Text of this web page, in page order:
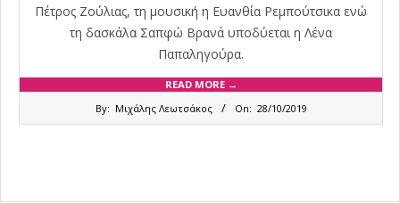
Πέτρος Ζούλιας, τη μουσική η Ευανθία Ρεμπούτσικα ενώ
τη δασκάλα Σαπφώ Βρανά υποδύεται η Λένα
Παπαληγούρα.
READ MORE →
By: Μιχάλης Λεωτσάκος On: 28/10/2019